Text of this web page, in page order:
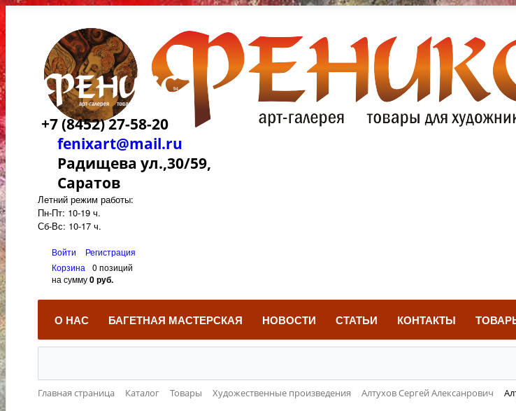
+7 (8452) 27-58-20
fenixart@mail.ru
Радищева ул.,30/59,
Саратов
Летний режим работы:
Пн-Пт: 10-19 ч.
Сб-Вс: 10-17 ч.
Войти
Регистрация
Корзина
0 позиций
на сумму0 руб.
О НАС БАГЕТНАЯ МАСТЕРСКАЯ НОВОСТИ СТАТЬИ КОНТАКТЫ
Главная страница Каталог Товары Художественные произведения Алтухов Сергей Алексанрович